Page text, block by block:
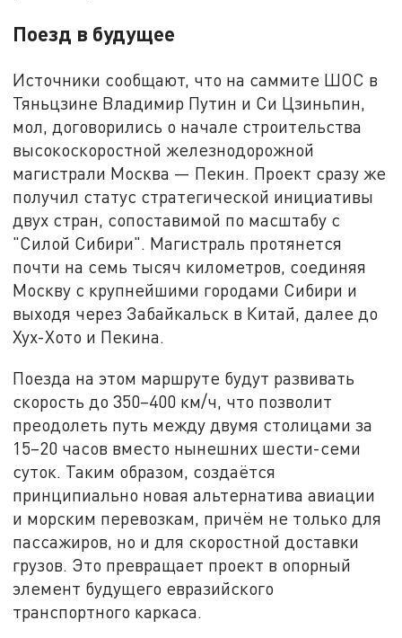
Поезд в будущее
Источники сообщают, что на саммите ШОС в
Тяньцзине Владимир Путин и Си Цзиньпин,
мол, договорились о начале строительства
высокоскоростной железнодорожной
магистрали Москва — Пекин. Проект сразу же
получил статус стратегической инициативы
двух стран, сопоставимой по масштабу с
"Силой Сибири". Магистраль протянется
почти на семь тысяч километров, соединяя
Москву с крупнейшими городами Сибири и
выходя через Забайкальск в Китай, далее до
Хух-Хото и Пекина.
Поезда на этом маршруте будут развивать
скорость до 350–400 км/ч, что позволит
преодолеть путь между двумя столицами за
15–20 часов вместо нынешних шести-семи
суток. Таким образом, создаётся
принципиально новая альтернатива авиации
и морским перевозкам, причём не только для
пассажиров, но и для скоростной доставки
грузов. Это превращает проект в опорный
элемент будущего евразийского
транспортного каркаса.